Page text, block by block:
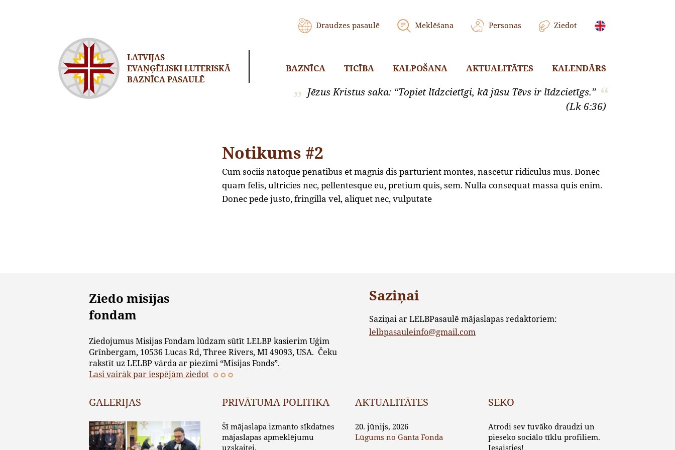
LATVIJAS
EVAŅĢĒLISKI LUTERISKĀ
BAZNĪCA PASAULĒ
Draudzes pasaulē Meklēšana Personas Ziedot
BAZNĪCA TICĪBA KALPOŠANA AKTUALITĀTES KALENDĀRS
Jēzus Kristus saka: “Topiet līdzcietīgi, kā jūsu Tēvs ir līdzcietīgs.”
(Lk 6:36)
Notikums #2
Cum sociis natoque penatibus et magnis dis parturient montes, nascetur ridiculus mus. Donec
quam felis, ultricies nec, pellentesque eu, pretium quis, sem. Nulla consequat massa quis enim.
Donec pede justo, fringilla vel, aliquet nec, vulputate
Ziedo misijas
fondam
Ziedojumus Misijas Fondam lūdzam sūtīt LELBP kasierim Uģim
Grīnbergam, 10536 Lucas Rd, Three Rivers, MI 49093, USA. Čeku
rakstīt uz LELBP vārda ar piezīmi “Misijas Fonds”.
Lasi vairāk par iespējām ziedot
Saziņai
Saziņai ar LELBPasaulē mājaslapas redaktoriem:
lelbpasauleinfo@gmail.com
GALERIJAS PRIVĀTUMA POLITIKA
Šī mājaslapa izmanto sīkdatnes
mājaslapas apmeklējumu
uzskaitei.
AKTUALITĀTES
20. jūnijs, 2026
Lūgums no Ganta Fonda
SEKO
Atrodi sev tuvāko draudzi un
pieseko sociālo tīklu profiliem.
Iesaisties!